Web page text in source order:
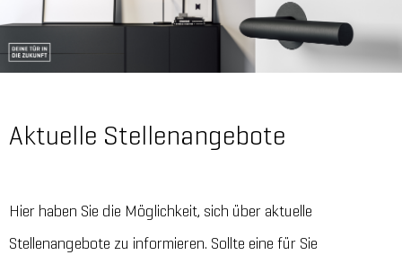
Aktuelle Stellenangebote
Hier haben Sie die Möglichkeit, sich über aktuelle
Stellenangebote zu informieren. Sollte eine für Sie